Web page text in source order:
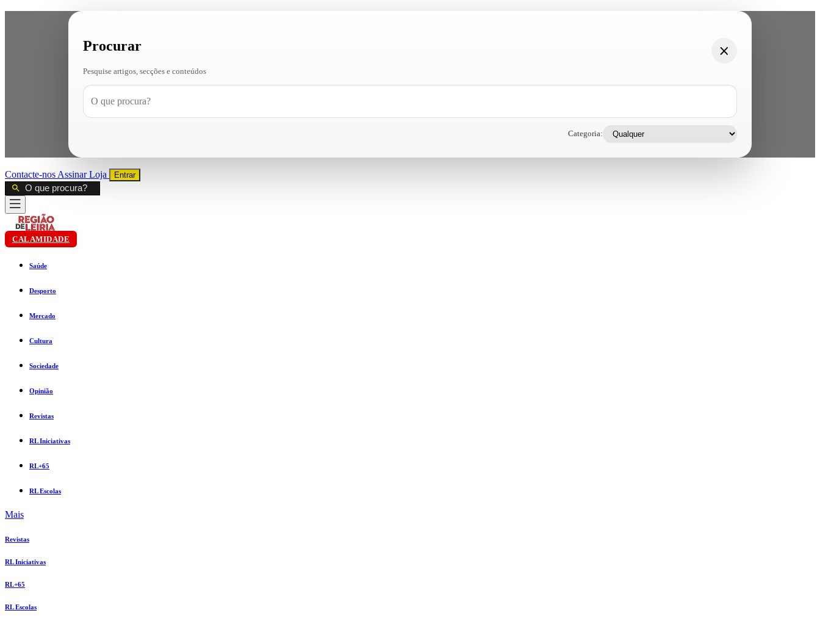
Procurar
Pesquise artigos, secções e conteúdos
Categoria:
Contacte-nos AssinarLoja Entrar
CALAMIDADE
Saúde
Desporto
Mercado
Cultura
Sociedade
Opinião
Revistas
RL Iniciativas
RL+65
RL Escolas
Mais
Revistas
RL Iniciativas
RL+65
RL Escolas